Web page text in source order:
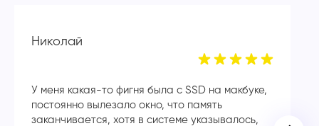
Николай
У меня какая-то фигня была с SSD на макбуке,
постоянно вылезало окно, что память
заканчивается, хотя в системе указывалось,